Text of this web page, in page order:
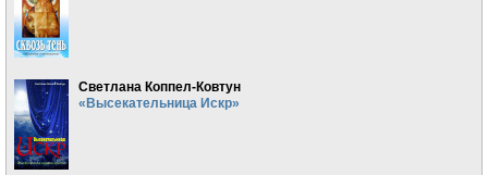
Светлана Коппел-Ковтун
«Высекательница Искр»